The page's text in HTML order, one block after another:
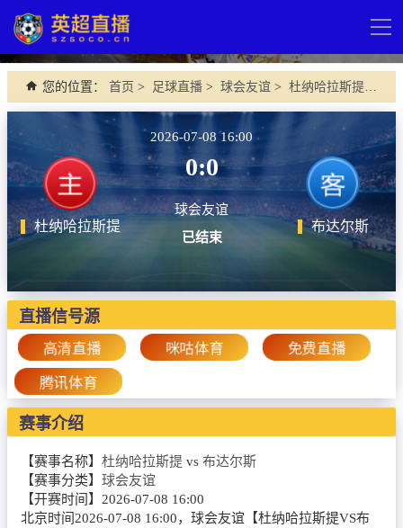
导
网站首页
足球直播
德甲
西甲
意甲
欧冠杯
中超
篮球直播
NBA
CBA
您的位置： 首页 > 足球直播 > 球会友谊 > 杜纳哈拉斯提 VS 布达尔斯
杜纳哈拉斯提
2026-07-08 16:00
0:0
球会友谊
已结束
布达尔斯
直播信号源
高清直播 咪咕体育 免费直播
腾讯体育
赛事介绍
【赛事名称】 杜纳哈拉斯提 vs 布达尔斯
【赛事分类】 球会友谊
【开赛时间】 2026-07-08 16:00
北京时间2026-07-08 16:00，球会友谊【杜纳哈拉斯提VS布